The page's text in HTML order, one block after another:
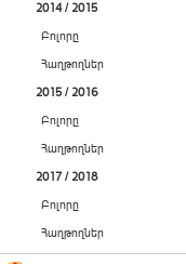
2014 / 2015
Բոլորը
Հաղթողներ
2015 / 2016
Բոլորը
Հաղթողներ
2017 / 2018
Բոլորը
Հաղթողներ